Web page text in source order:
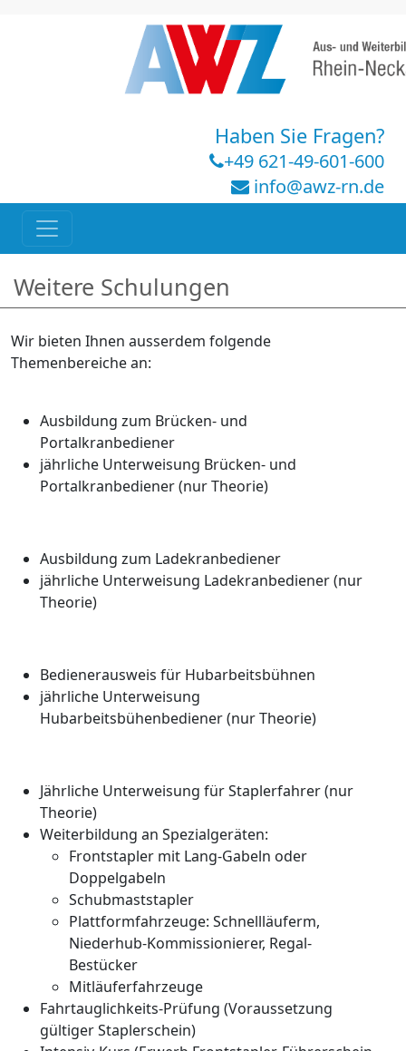
Haben Sie Fragen?
+49 621-49-601-600
info@awz-rn.de
Weitere Schulungen
Wir bieten Ihnen ausserdem folgende
Themenbereiche an:
Ausbildung zum Brücken- und
Portalkranbediener
jährliche Unterweisung Brücken- und
Portalkranbediener (nur Theorie)
Ausbildung zum Ladekranbediener
jährliche Unterweisung Ladekranbediener (nur
Theorie)
Bedienerausweis für Hubarbeitsbühnen
jährliche Unterweisung
Hubarbeitsbühenbediener (nur Theorie)
Jährliche Unterweisung für Staplerfahrer (nur
Theorie)
Weiterbildung an Spezialgeräten:
Frontstapler mit Lang-Gabeln oder
Doppelgabeln
Schubmaststapler
Plattformfahrzeuge: Schnellläuferm,
Niederhub-Kommissionierer, Regal-
Bestücker
Mitläuferfahrzeuge
Fahrtauglichkeits-Prüfung (Voraussetzung
gültiger Staplerschein)